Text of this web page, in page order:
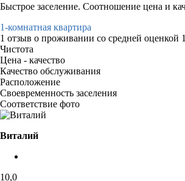
Быстрое заселение. Соотношение цена и
1-комнатная квартира
1 отзыв о проживании со средней оценкой
Чистота
Цена - качество
Качество обслуживания
Расположение
Своевременность заселения
Соответствие фото
Виталий
10,0